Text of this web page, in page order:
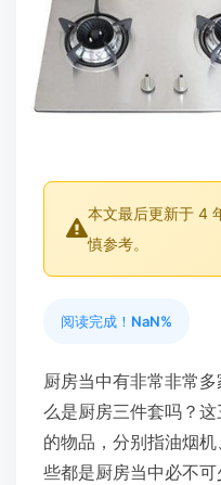
本文最后更新于 4
慎参考。
阅读完成！ NaN%
厨房当中有非常非常
么是厨房三件套吗？
的物品，分别指油烟
些都是厨房当中必不